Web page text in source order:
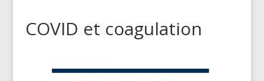
COVID et coagulation